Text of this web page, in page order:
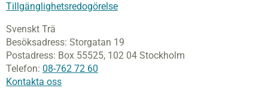
Tillgänglighetsredogörelse
Svenskt Trä
Besöksadress: Storgatan 19
Postadress: Box 55525, 102 04 Stockholm
Telefon: 08-762 72 60
Kontakta oss